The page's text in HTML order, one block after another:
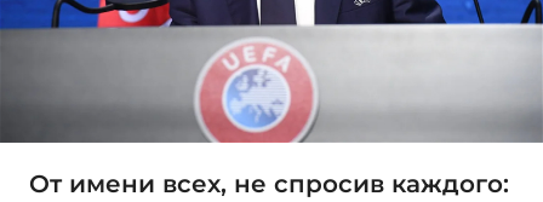
От имени всех, не спросив каждого: